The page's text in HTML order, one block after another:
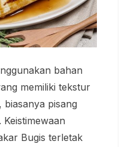
bahan
memiliki tekstur
biasanya pisang
Bugis terletak